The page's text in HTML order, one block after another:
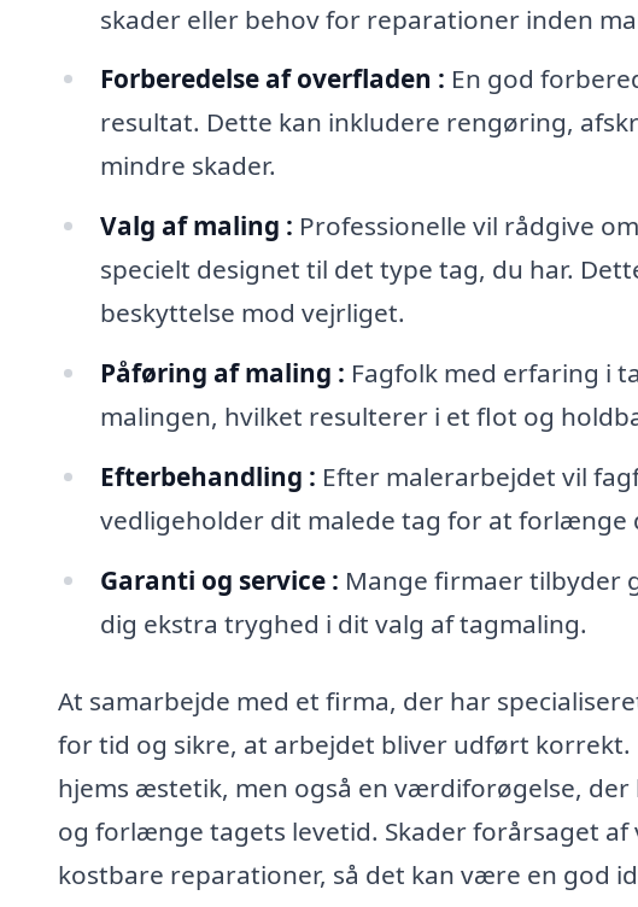
skader eller behov for reparationer inden
Forberedelse af overfladen : En god
resultat. Dette kan inkludere rengøring,
mindre skader.
Valg af maling : Professionelle vil rådgive
specielt designet til det type tag, du har.
beskyttelse mod vejrliget.
Påføring af maling : Fagfolk med erfaring i
malingen, hvilket resulterer i et flot og
Efterbehandling : Efter malerarbejdet vil
vedligeholder dit malede tag for at forlænge
Garanti og service : Mange firmaer tilbyder
dig ekstra tryghed i dit valg af tagmaling.
At samarbejde med et firma, der har
for tid og sikre, at arbejdet bliver udført
hjems æstetik, men også en værdiforøgelse,
og forlænge tagets levetid. Skader forårsaget
kostbare reparationer, så det kan være en god